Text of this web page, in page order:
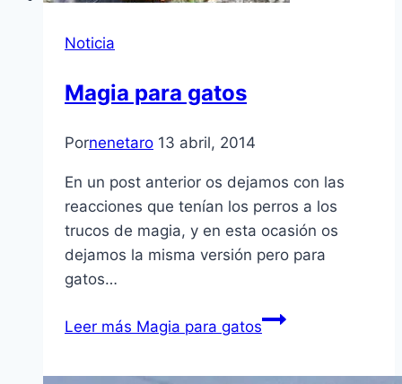
Noticia
Magia para gatos
Pornenetaro 13 abril, 2014
En un post anterior os dejamos con las
reacciones que tenían los perros a los
trucos de magia, y en esta ocasión os
dejamos la misma versión pero para
gatos…
Leer más Magia para gatos